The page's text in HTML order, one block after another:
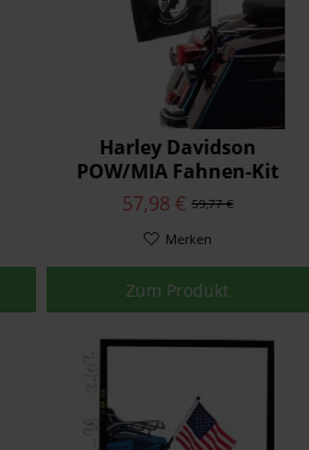
Harley Davidson
POW/MIA Fahnen-Kit
61400205
59,77 €
57,98 €
Merken
Zum Produkt